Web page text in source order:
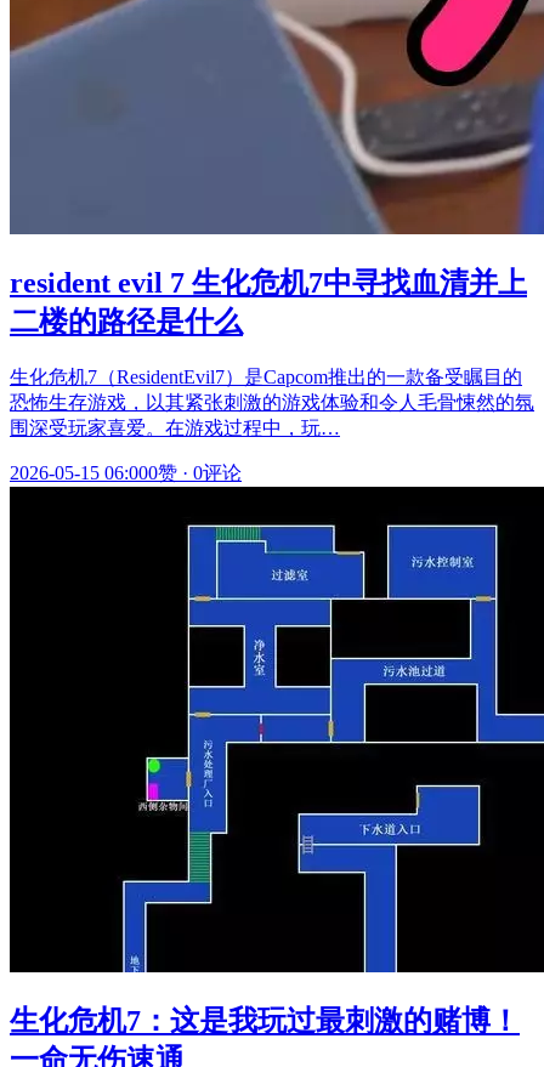
resident evil 7 生化危机7中寻找血清并上
二楼的路径是什么
生化危机7（ResidentEvil7）是Capcom推出的一款备受瞩目的
恐怖生存游戏，以其紧张刺激的游戏体验和令人毛骨悚然的氛
围深受玩家喜爱。在游戏过程中，玩…
2026-05-15 06:000赞 · 0评论
生化危机7：这是我玩过最刺激的赌博！
一命无伤速通